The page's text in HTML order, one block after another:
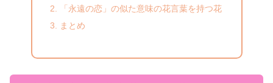
「永遠の恋」の似た意味の花言葉を持つ花
まとめ